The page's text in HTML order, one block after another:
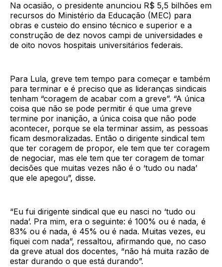
Na ocasião, o presidente anunciou R$ 5,5 bilhões em
recursos do Ministério da Educação (MEC) para
obras e custeio do ensino técnico e superior e a
construção de dez novos campi de universidades e
de oito novos hospitais universitários federais.
Para Lula, greve tem tempo para começar e também
para terminar e é preciso que as lideranças sindicais
tenham “coragem de acabar com a greve”. “A única
coisa que não se pode permitir é que uma greve
termine por inanição, a única coisa que não pode
acontecer, porque se ela terminar assim, as pessoas
ficam desmoralizadas. Então o dirigente sindical tem
que ter coragem de propor, ele tem que ter coragem
de negociar, mas ele tem que ter coragem de tomar
decisões que muitas vezes não é o ‘tudo ou nada’
que ele apegou”, disse.
“Eu fui dirigente sindical que eu nasci no ‘tudo ou
nada’. Pra mim, era o seguinte: é 100% ou é nada, é
83% ou é nada, é 45% ou é nada. Muitas vezes, eu
fiquei com nada”, ressaltou, afirmando que, no caso
da greve atual dos docentes, “não há muita razão de
estar durando o que está durando”.